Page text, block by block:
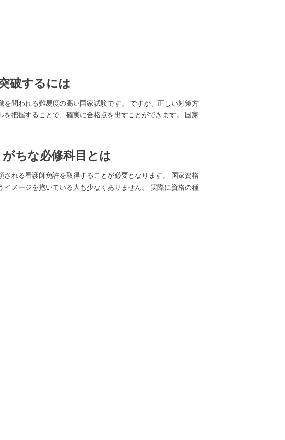
破するには
問われる難易度の高い国家試験です。 ですが、正しい対策方
把握することで、確実に合格点を出すことができます。 国家
ちな必修科目とは
れる看護師免許を取得することが必要となります。 国家資格
メージを抱いている人も少なくありません。 実際に資格の種